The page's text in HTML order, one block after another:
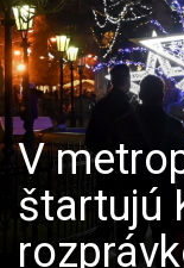
V
štartujú